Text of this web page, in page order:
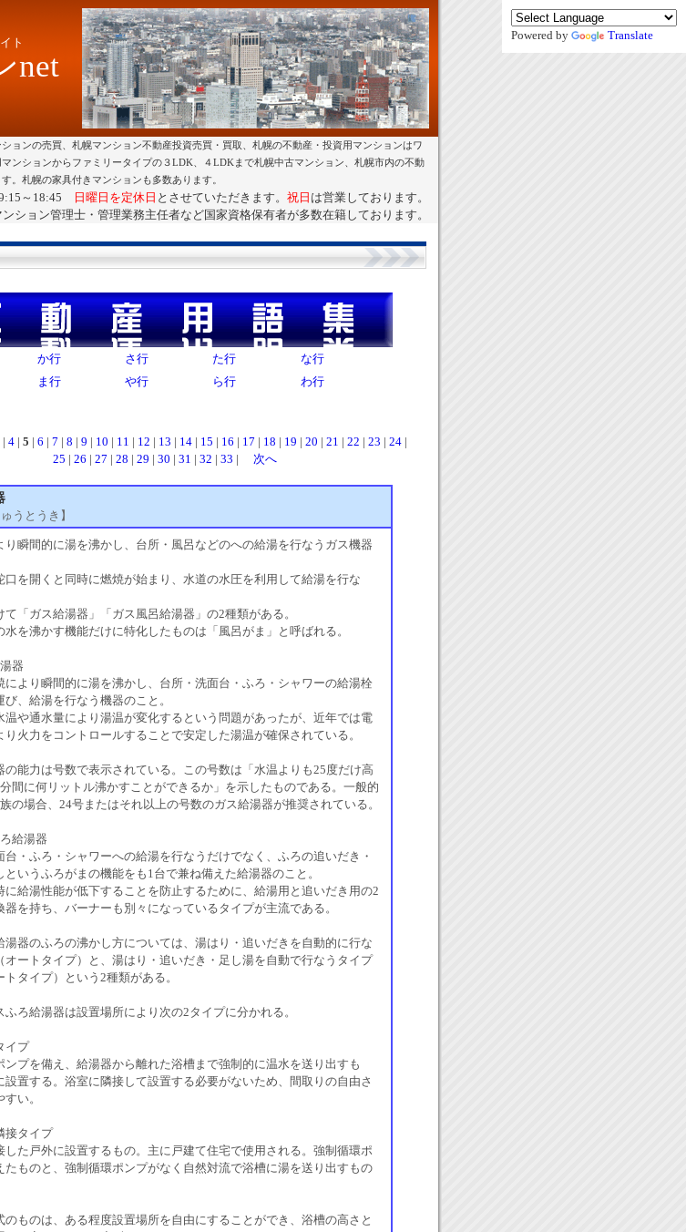
ト
net
ョンの売買、札幌マンション不動産投資売買・買取、札幌の不動産・投資用マンションはワ
ンションからファミリータイプの３LDK、４LDKまで札幌中古マンション、札幌市内の不動
。札幌の家具付きマンションも多数あります。
～18:45 日曜日を定休日 とさせていただきます。 祝日 は営業しております。
ション管理士・管理業務主任者など国家資格保有者が多数在籍しております。
Powered by Translate
か行 さ行 た行
な行
ま行 や行 ら行
わ行
| 4| 5 | 6 | 7 | 8 | 9 | 10 | 11 | 12 | 13 | 14| 15 | 16 | 17 | 18 | 19 | 20 | 21 | 22 | 23 | 24|
25 | 26 | 27 | 28 | 29 | 30 | 31 | 32 | 33 | 次へ
うとうき】
瞬間的に湯を沸かし、台所・風呂などのへの給湯を行なうガス機器
口を開くと同時に燃焼が始まり、水道の水圧を利用して給湯を行な
て「ガス給湯器」「ガス風呂給湯器」の2種類がある。
水を沸かす機能だけに特化したものは「風呂がま」と呼ばれる。
器
により瞬間的に湯を沸かし、台所・洗面台・ふろ・シャワーの給湯栓
び、給湯を行なう機器のこと。
温や通水量により湯温が変化するという問題があったが、近年では電
り火力をコントロールすることで安定した湯温が確保されている。
の能力は号数で表示されている。この号数は「水温よりも25度だけ高
間に何リットル沸かすことができるか」を示したものである。一般的
の場合、24号またはそれ以上の号数のガス給湯器が推奨されている。
給湯器
台・ふろ・シャワーへの給湯を行なうだけでなく、ふろの追いだき・
というふろがまの機能をも1台で兼ね備えた給湯器のこと。
に給湯性能が低下することを防止するために、給湯用と追いだき用の2
器を持ち、バーナーも別々になっているタイプが主流である。
湯器のふろの沸かし方については、湯はり・追いだきを自動的に行な
オートタイプ）と、湯はり・追いだき・足し湯を自動で行なうタイプ
トタイプ）という2種類がある。
ふろ給湯器は設置場所により次の2タイプに分かれる。
イプ
ンプを備え、給湯器から離れた浴槽まで強制的に温水を送り出すも
設置する。浴室に隣接して設置する必要がないため、間取りの自由さ
い。
接タイプ
した戸外に設置するもの。主に戸建て住宅で使用される。強制循環ポ
たものと、強制循環ポンプがなく自然対流で浴槽に湯を送り出すもの
のものは、ある程度設置場所を自由にすることができ、浴槽の高さと